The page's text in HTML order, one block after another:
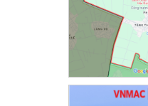
Quyết định Về
hiện Dự án: Mở
(đoạn...
Quyết định Về
hiện Dự án: Mở